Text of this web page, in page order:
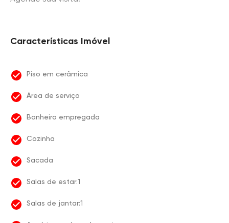
Características Imóvel
Piso em cerâmica
Área de serviço
Banheiro empregada
Cozinha
Sacada
Salas de estar:1
Salas de jantar:1